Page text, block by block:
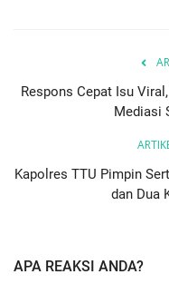
Respons Cepat Isu
Mediasi
Kapolres TTU Pimpin
dan Dua
APA REAKSI ANDA?